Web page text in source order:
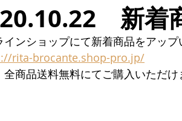
新着
インショップにて新着商品をアッ
rita-brocante.shop-pro.jp/
全商品送料無料にてご購入いただけ